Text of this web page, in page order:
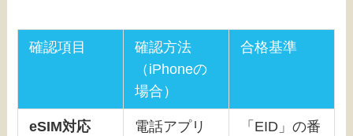
確認項目
確認方法
（iPhoneの
場合）
合格基準
eSIM対応
電話アプリ
「EID」の番